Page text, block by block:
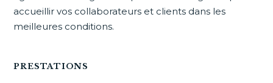
accueillir vos collaborateurs et clients dans les
meilleures conditions.
PRESTATIONS